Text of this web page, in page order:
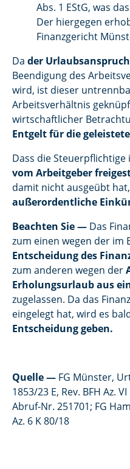
Abs. 1 EStG, was
Der hiergegen
Finanzgericht
Da der
Beendigung des
wird, ist dieser
Arbeitsverhältnis
wirtschaftlicher
Entgelt für die
Dass die
vom Arbeitgeber
damit nicht ausgeübt hat,
außerordentliche
Beachten Sie — Das
zum einen wegen der im
Entscheidung des
zum anderen wegen der
Erholungsurlaub aus
zugelassen. Da das
eingelegt hat, wird es
Entscheidung geben.
Quelle— FG Münster,
1853/23 E, Rev. BFH Az.
Abruf-Nr. 251701; FG
Az. 6 K 80/18